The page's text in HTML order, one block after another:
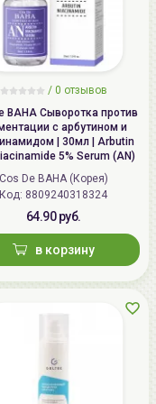
процедур,
пилингов,
/ 0 отзывов
BAHA Сыворотка против
с арбутином и
| 30мл | Arbutin
5% Serum (AN)
Cos De BAHA (Корея)
Код: 8809240318324
64.90 руб.
в корзину